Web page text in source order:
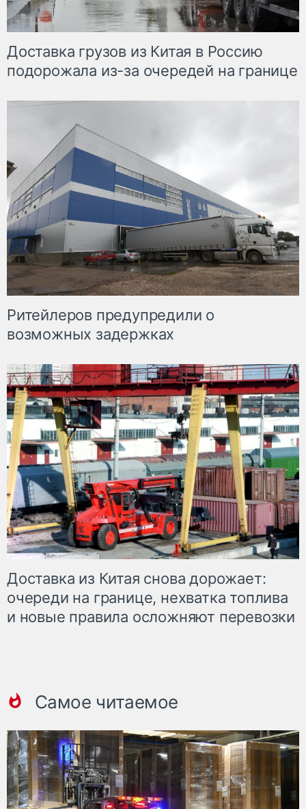
Доставка грузов из Китая в Россию
подорожала из-за очередей на границе
Ритейлеров предупредили о
возможных задержках
Доставка из Китая снова дорожает:
очереди на границе, нехватка топлива
и новые правила осложняют перевозки
Самое читаемое